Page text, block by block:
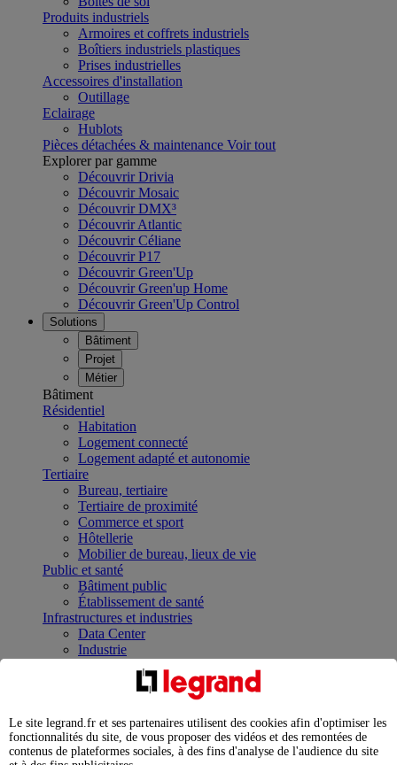
Produits industriels
Armoires et coffrets industriels
Boîtiers industriels plastiques
Prises industrielles
Accessoires d'installation
Outillage
Eclairage
Hublots
Pièces détachées & maintenance Voir tout
Explorer par gamme
Découvrir Drivia
Découvrir Mosaic
Découvrir DMX³
Découvrir Atlantic
Découvrir Céliane
Découvrir P17
Découvrir Green'Up
Découvrir Green'up Home
Découvrir Green'Up Control
Solutions
Bâtiment
Projet
Métier
Bâtiment
Résidentiel
Habitation
Logement connecté
Logement adapté et autonomie
Tertiaire
Bureau, tertiaire
Tertiaire de proximité
Commerce et sport
Hôtellerie
Mobilier de bureau, lieux de vie
Public et santé
Bâtiment public
Établissement de santé
Infrastructures et industries
Data Center
Industrie
Infrastructures
Contrôler et planifier le fonctionnement des appareils
Répartir et optimiser son tableau électrique
Legrand Data Center Solutions : concentrer les
expertises au service de vos performances
Le site legrand.fr et ses partenaires utilisent des cookies afin d'optimiser les
fonctionnalités du site, de vous proposer des vidéos et des remontées de
contenus de plateformes sociales, à des fins d'analyse de l'audience du site